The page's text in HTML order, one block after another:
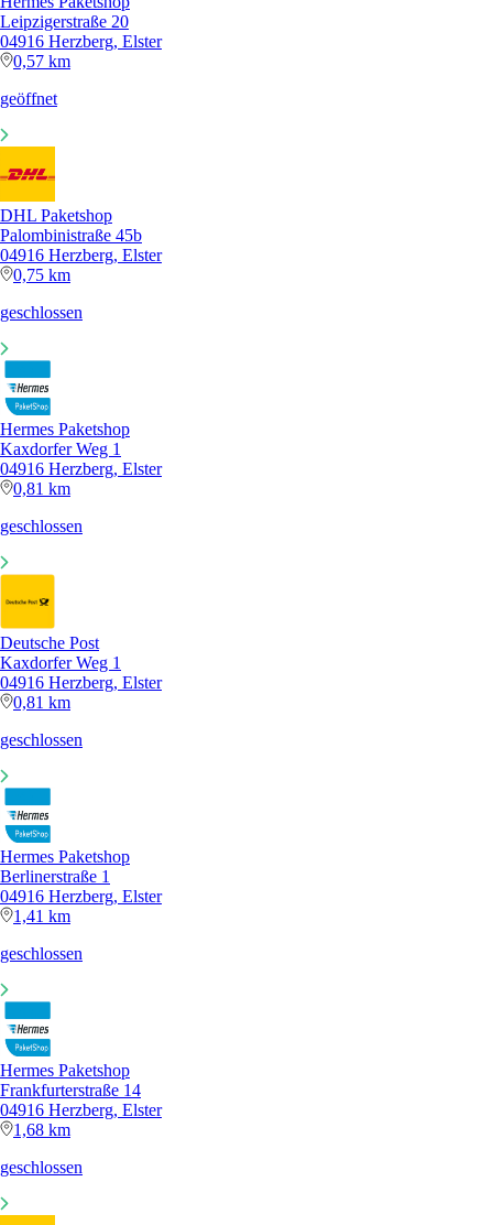
Leipzigerstraße 20
04916 Herzberg, Elster
0,57 km
geöffnet
DHL Paketshop
Palombinistraße 45b
04916 Herzberg, Elster
0,75 km
geschlossen
Hermes Paketshop
Kaxdorfer Weg 1
04916 Herzberg, Elster
0,81 km
geschlossen
Deutsche Post
Kaxdorfer Weg 1
04916 Herzberg, Elster
0,81 km
geschlossen
Hermes Paketshop
Berlinerstraße 1
04916 Herzberg, Elster
1,41 km
geschlossen
Hermes Paketshop
Frankfurterstraße 14
04916 Herzberg, Elster
1,68 km
geschlossen